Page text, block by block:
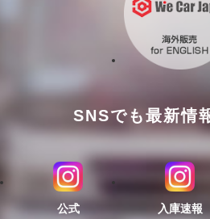
SNSでも最新情
公式
入庫速報